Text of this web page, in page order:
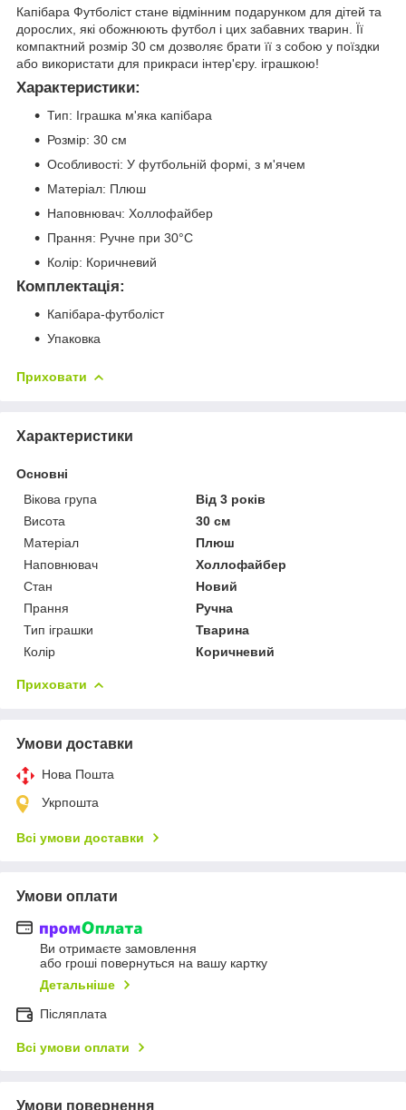
Капібара Футболіст стане відмінним подарунком для дітей та
дорослих, які обожнюють футбол і цих забавних тварин. Її
компактний розмір 30 см дозволяє брати її з собою у поїздки
або використати для прикраси інтер'єру. іграшкою!
Характеристики:
Тип: Іграшка м'яка капібара
Розмір: 30 см
Особливості: У футбольній формі, з м'ячем
Матеріал: Плюш
Наповнювач: Холлофайбер
Прання: Ручне при 30°С
Колір: Коричневий
Комплектація:
Капібара-футболіст
Упаковка
Приховати
Характеристики
Основні
Вікова група
Від 3 років
Висота
30 см
Матеріал
Плюш
Наповнювач
Холлофайбер
Стан
Новий
Прання
Ручна
Тип іграшки
Тварина
Колір
Коричневий
Приховати
Умови доставки
Нова Пошта
Укрпошта
Всі умови доставки
Умови оплати
Ви отримаєте замовлення
або гроші повернуться на вашу картку
Детальніше
Післяплата
Всі умови оплати
Умови повернення